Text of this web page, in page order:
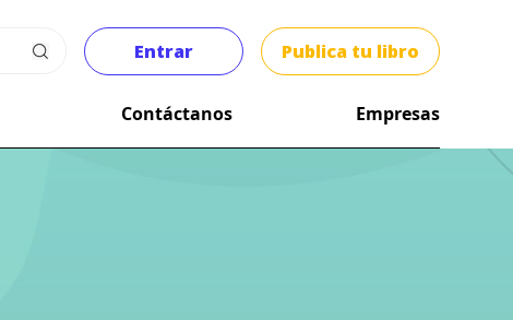
Entrar Publica tu libro
Contáctanos Empresas